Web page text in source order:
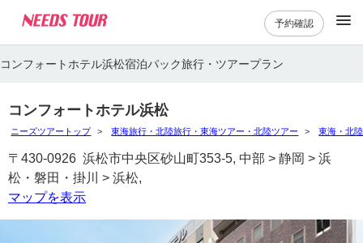
予約確認
コンフォートホテル浜松宿泊パック旅行・ツアープラン
コンフォートホテル浜松
ニーズツアートップ 東海旅行・北陸旅行・東海ツアー・北陸ツアー 東海・北
〒430-0926 浜松市中央区砂山町353-5, 中部 > 静岡 > 浜
松・磐田・掛川 > 浜松,
マップを表示